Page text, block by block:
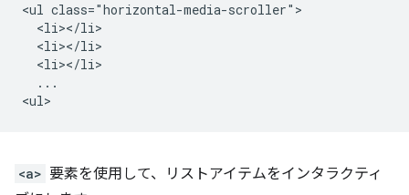
<ul class="horizontal-media-scroller">
  <li></li>
  <li></li>
  <li></li>
  ...
<a> 要素を使用して、リストアイテムをインタラクティ